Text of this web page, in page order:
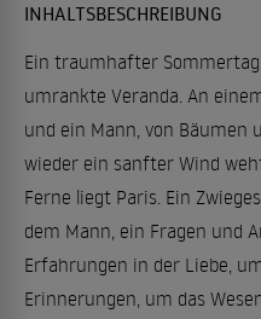
INHALTSBESCHREIBUNG
Ein traumhafter
umrankte Veranda. An
und ein Mann, von Bäumen
wieder ein sanfter Wind
Ferne liegt Paris. Ein
dem Mann, ein Fragen und
Erfahrungen in der Liebe,
Erinnerungen, um das